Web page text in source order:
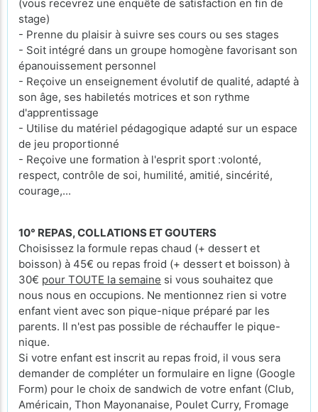
(vous recevrez une enquête de satisfaction en fin de
stage)
- Prenne du plaisir à suivre ses cours ou ses stages
- Soit intégré dans un groupe homogène favorisant son
épanouissement personnel
- Reçoive un enseignement évolutif de qualité, adapté à
son âge, ses habiletés motrices et son rythme
d'apprentissage
- Utilise du matériel pédagogique adapté sur un espace
de jeu proportionné
- Reçoive une formation à l'esprit sport :volonté,
respect, contrôle de soi, humilité, amitié, sincérité,
courage,...
10° REPAS, COLLATIONS ET GOUTERS
Choisissez la formule repas chaud (+ dessert et
boisson) à 45€ ou repas froid (+ dessert et boisson) à
30€ pour TOUTE la semaine si vous souhaitez que
nous nous en occupions. Ne mentionnez rien si votre
enfant vient avec son pique-nique préparé par les
parents. Il n'est pas possible de réchauffer le pique-
nique.
Si votre enfant est inscrit au repas froid, il vous sera
demander de compléter un formulaire en ligne (Google
Form) pour le choix de sandwich de votre enfant (Club,
Américain, Thon Mayonanaise, Poulet Curry, Fromage